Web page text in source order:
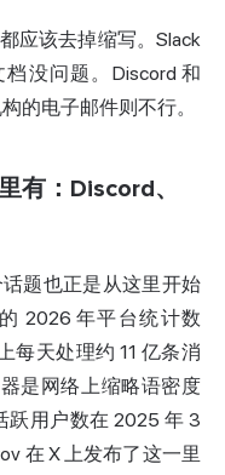
应该去掉缩写。Slack
没问题。Discord 和
的电子邮件则不行。
有：Discord、
题也正是从这里开始
2026 年平台统计数
每天处理约 11 亿条消
是网络上缩略语密度
跃用户数在 2025 年 3
在 X 上发布了这一里